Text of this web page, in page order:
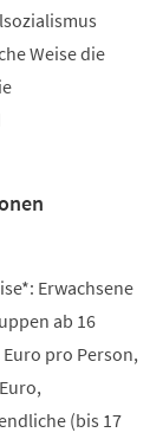
Weise die
Erwachsene
ab 16
pro Person,
(bis 17